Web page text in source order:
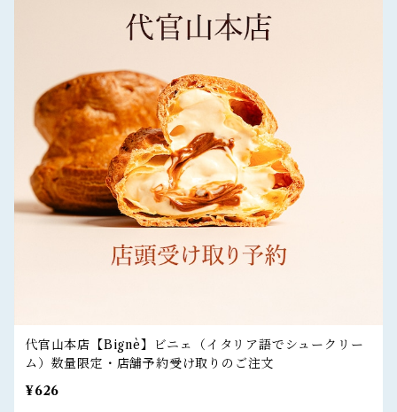
代官山本店【Bignè】ビニェ（イタリア語でシュークリー
ム）数量限定・店舗予約受け取りのご注文
¥626